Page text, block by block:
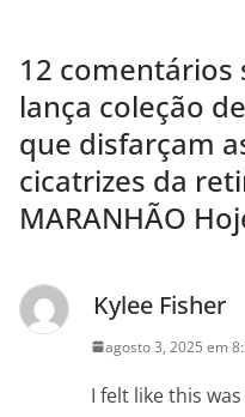
12 comentários
lança coleção
que disfarçam
cicatrizes da
MARANHÃO
Kylee Fisher
agosto 3, 2025 em
I felt like this